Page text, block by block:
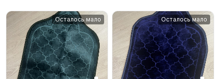
Осталось мало Осталось мало